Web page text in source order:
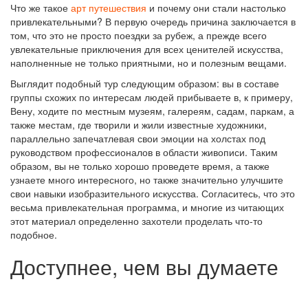
Что же такое арт путешествия и почему они стали настолько
привлекательными? В первую очередь причина заключается в
том, что это не просто поездки за рубеж, а прежде всего
увлекательные приключения для всех ценителей искусства,
наполненные не только приятными, но и полезным вещами.
Выглядит подобный тур следующим образом: вы в составе
группы схожих по интересам людей прибываете в, к примеру,
Вену, ходите по местным музеям, галереям, садам, паркам, а
также местам, где творили и жили известные художники,
параллельно запечатлевая свои эмоции на холстах под
руководством профессионалов в области живописи. Таким
образом, вы не только хорошо проведете время, а также
узнаете много интересного, но также значительно улучшите
свои навыки изобразительного искусства. Согласитесь, что это
весьма привлекательная программа, и многие из читающих
этот материал определенно захотели проделать что-то
подобное.
Доступнее, чем вы думаете